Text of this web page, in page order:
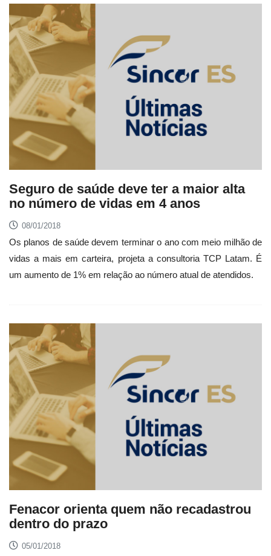
Seguro de saúde deve ter a maior alta
no número de vidas em 4 anos
08/01/2018
Os planos de saúde devem terminar o ano com meio milhão de
vidas a mais em carteira, projeta a consultoria TCP Latam. É
um aumento de 1% em relação ao número atual de atendidos.
Fenacor orienta quem não recadastrou
dentro do prazo
05/01/2018